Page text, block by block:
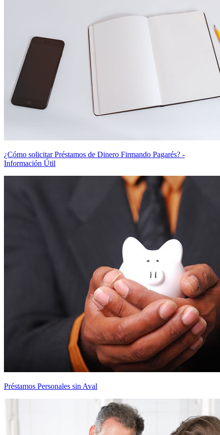
¿Cómo solicitar Préstamos de Dinero Firmando Pagarés? -
Información Útil
Préstamos Personales sin Aval